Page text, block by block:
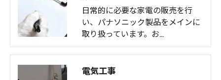
日常的に必要な家電の販売を行
い、パナソニック製品をメインに
取り扱っています。お…
電気工事